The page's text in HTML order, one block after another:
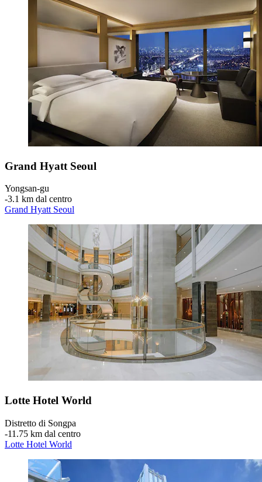
Grand Hyatt Seoul
Yongsan-gu
‐3.1 km dal centro
Grand Hyatt Seoul
Lotte Hotel World
Distretto di Songpa
‐11.75 km dal centro
Lotte Hotel World